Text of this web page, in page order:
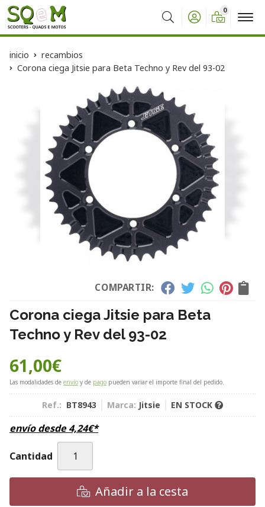
Buscar
0
inicio
recambios
Corona ciega Jitsie para Beta Techno y Rev del 93-02
COMPARTIR:
Corona ciega Jitsie para Beta
Techno y Rev del 93-02
61,00€
Las modalidades de envío y de pago pueden variar el importe final del pedido.
Ref.: BT8943 Marca: Jitsie EN STOCK
envío desde4,24€*
Cantidad
Añadir a la cesta